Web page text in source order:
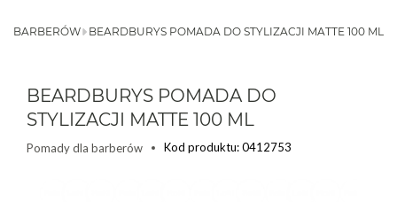
BEARDBURYS POMADA DO STYLIZACJI MATTE 100 ML
BARBERÓW
BEARDBURYS POMADA DO
STYLIZACJI MATTE 100 ML
Pomady dla barberów Kod produktu: 0412753